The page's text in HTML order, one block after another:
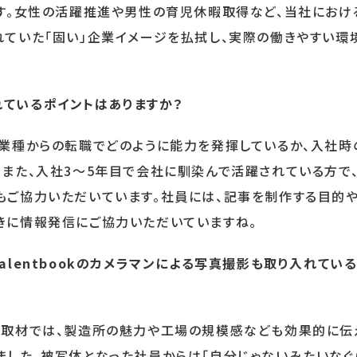
。女性の活躍推進や男性の育児休暇取得など、当社にお
いた「固い」企業イメージを払拭し、実際の働きやすい環
るポイントはありますか？
種からの転職でどのように能力を発揮しているか、入社時
た、入社3〜5年目で会社に馴染んで活躍されている方で
協力いただいています。社員には、記事を制作する目的
情報発信にご協力いただいていますね。
のカメラマンによる写真撮影も取り入れてい
材では、製造所の魅力や工場の規模感なども効果的に伝